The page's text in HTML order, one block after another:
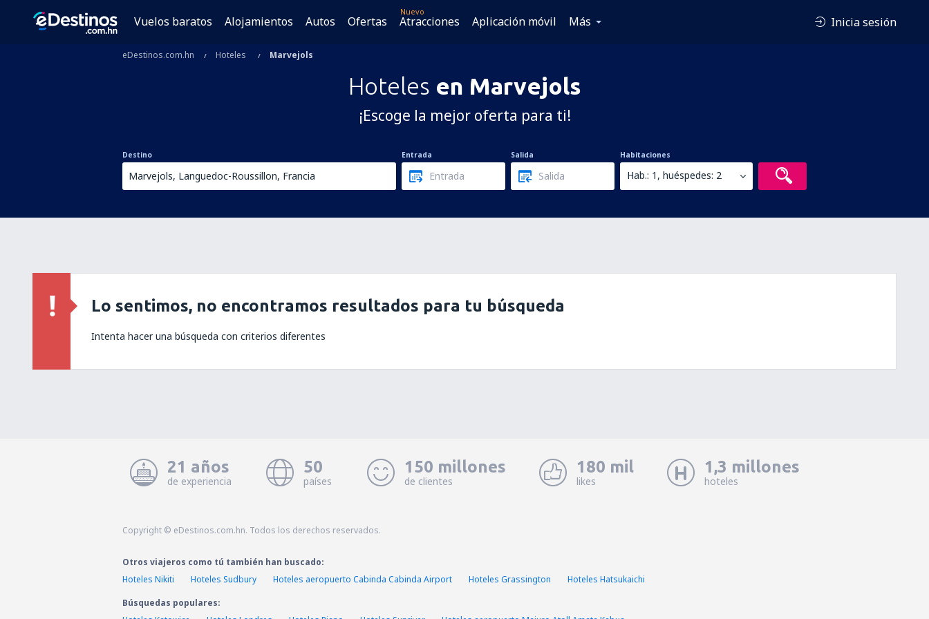
Vuelos baratos Alojamientos Autos Ofertas
Nuevo
Atracciones Aplicación móvil Más Inicia sesión
eDestinos.com.hn Hoteles Marvejols
Hoteles en Marvejols
¡Escoge la mejor oferta para ti!
Destino Entrada Salida Habitaciones
Hab.: 1, huéspedes: 2
Lo sentimos, no encontramos resultados para tu búsqueda
Intenta hacer una búsqueda con criterios diferentes
21 años
de experiencia
50
países
150 millones
de clientes
180 mil
likes
1,3 millones
hoteles
Copyright © eDestinos.com.hn. Todos los derechos reservados.
Otros viajeros como tú también han buscado:
Hoteles Nikiti
Hoteles Sudbury Hoteles aeropuerto Cabinda Cabinda Airport Hoteles Grassington
Hoteles Hatsukaichi
Búsquedas populares: